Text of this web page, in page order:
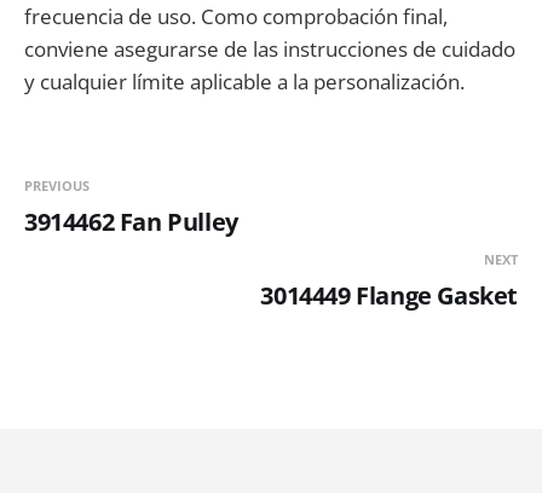
frecuencia de uso. Como comprobación final,
conviene asegurarse de las instrucciones de cuidado
y cualquier límite aplicable a la personalización.
PREVIOUS
3914462 Fan Pulley
NEXT
3014449 Flange Gasket